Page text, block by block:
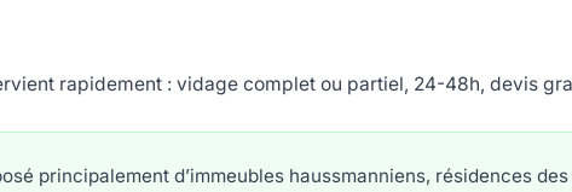
rapidement : vidage complet ou partiel, 24-48h, devis
principalement d’immeubles haussmanniens, résidences